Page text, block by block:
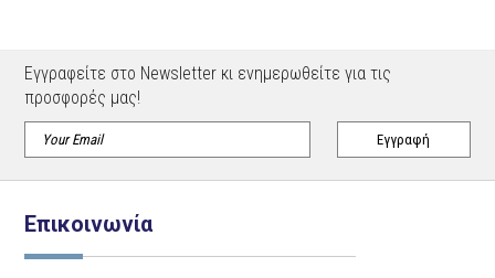
Εγγραφείτε στο Newsletter κι ενημερωθείτε για τις
προσφορές μας!
Επικοινωνία